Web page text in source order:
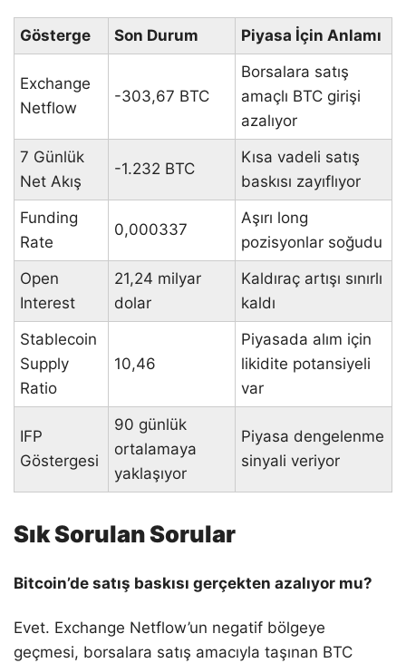
Gösterge Son Durum Piyasa İçin Anlamı
Exchange
Netflow
-303,67 BTC
Borsalara satış
amaçlı BTC girişi
azalıyor
7 Günlük
Net Akış
-1.232 BTC
Kısa vadeli satış
baskısı zayıflıyor
Funding
Rate
0,000337
Aşırı long
pozisyonlar soğudu
Open
Interest
21,24 milyar
dolar
Kaldıraç artışı sınırlı
kaldı
Stablecoin
Supply
Ratio
10,46
Piyasada alım için
likidite potansiyeli
var
IFP
Göstergesi
90 günlük
ortalamaya
yaklaşıyor
Piyasa dengelenme
sinyali veriyor
Sık Sorulan Sorular
Bitcoin’de satış baskısı gerçekten azalıyor mu?
Evet. Exchange Netflow’un negatif bölgeye
geçmesi, borsalara satış amacıyla taşınan BTC